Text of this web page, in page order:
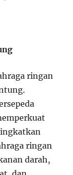
ringan
ringan
darah,